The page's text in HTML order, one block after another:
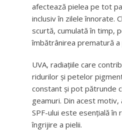
afectează pielea pe tot
inclusiv în zilele înnorate.
scurtă, cumulată în timp,
îmbătrânirea prematură a
UVA, radiațiile care
ridurilor și petelor
constant și pot pătrunde
geamuri. Din acest motiv,
SPF-ului este esențială în
îngrijire a pielii.